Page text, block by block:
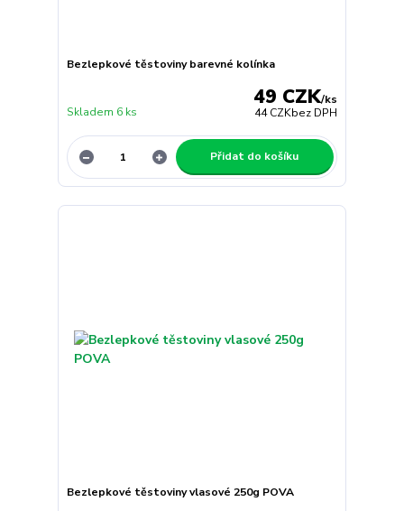
Bezlepkové těstoviny barevné kolínka
49 CZK/ks
44 CZKbez DPH
Skladem 6 ks
Přidat do košíku
Bezlepkové těstoviny vlasové 250g POVA